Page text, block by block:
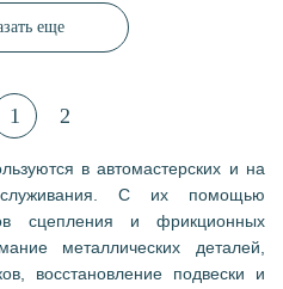
еще
1 2
в автомастерских и на
С их помощью
сцепления и фрикционных
металлических деталей,
восстановление подвески и